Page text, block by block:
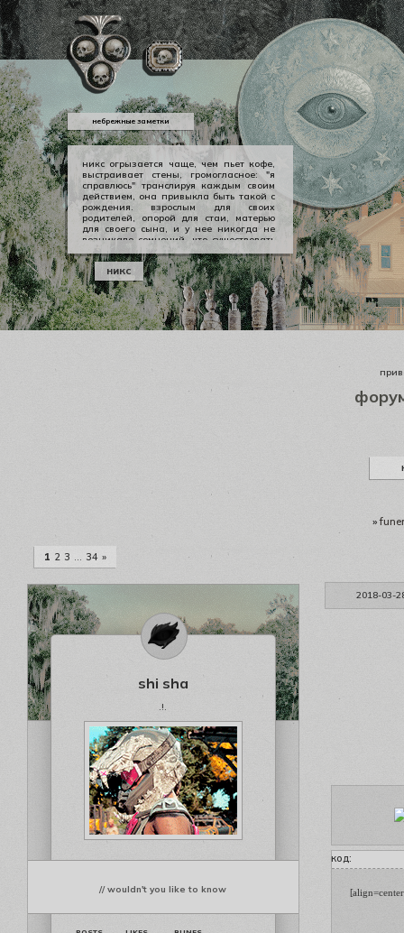
никс огрызается чаще, чем пьет кофе,
выстраивает стены, громогласное: "я
справлюсь" транслируя каждым своим
действием, она привыкла быть такой с
рождения. взрослым для своих
родителей, опорой для стаи, матерью
для своего сына, и у нее никогда не
возникало сомнений, что существовать
можно в принципе своем как-то иначе.
у никс опора — она сама, даже если
уже давно изломанная, совершенно
ненадежная, но помощи она просит
тогда, когда не остается уже выбора.
никс
небрежные заметки
»
1 2 3 … 34 »
2018-03-
shi sha
.!.
// wouldn't you like to know
код: